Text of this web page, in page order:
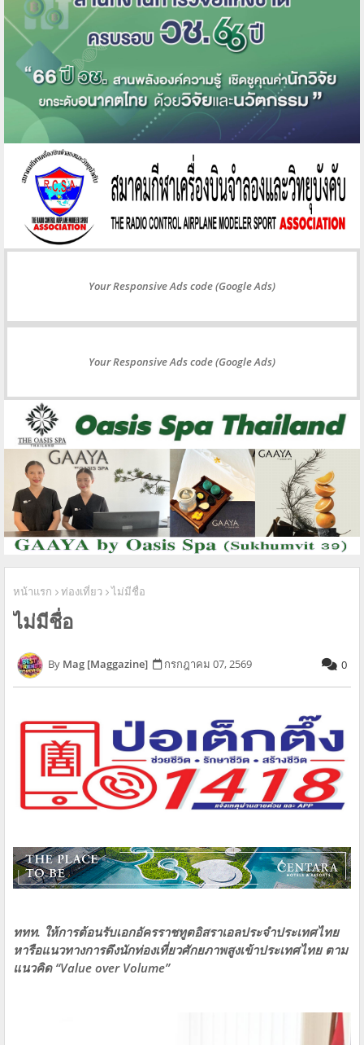
Your Responsive Ads code (Google Ads)
Your Responsive Ads code (Google Ads)
หน้าแรก ท่องเที่ยว ไม่มีชื่อ
ไม่มีชื่อ
Mag [Maggazine] กรกฎาคม 07, 2569 0
ททท. ให้การต้อนรับเอกอัครราชทูตอิสราเอลประจำประเทศไทย
หารือแนวทางการดึงนักท่องเที่ยวศักยภาพสูงเข้าประเทศไทย ตาม
แนวคิด “Value over Volume”